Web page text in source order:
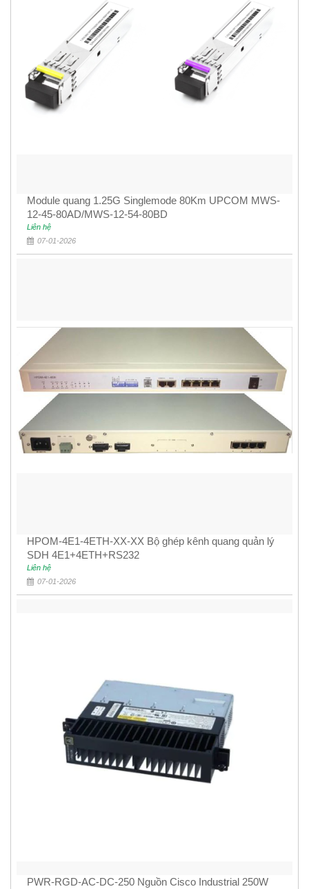
Module quang 1.25G Singlemode 80Km UPCOM MWS-
12-45-80AD/MWS-12-54-80BD
Liên hệ
07-01-2026
HPOM-4E1-4ETH-XX-XX Bộ ghép kênh quang quản lý
SDH 4E1+4ETH+RS232
Liên hệ
07-01-2026
PWR-RGD-AC-DC-250 Nguồn Cisco Industrial 250W